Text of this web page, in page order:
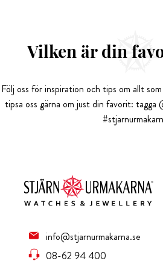
Vilken är din
Följ oss för inspiration och tips om allt
tipsa oss gärna om just din favorit: tagga
info@stjarnurmakarna.se
08-62 94 400